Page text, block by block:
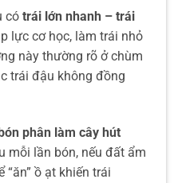
có trái lớn nhanh – trái
lực cơ học, làm trái nhỏ
này thường rõ ở chùm
trái đậu không đồng
phân làm cây hút
mỗi lần bón, nếu đất ẩm
“ăn” ồ ạt khiến trái